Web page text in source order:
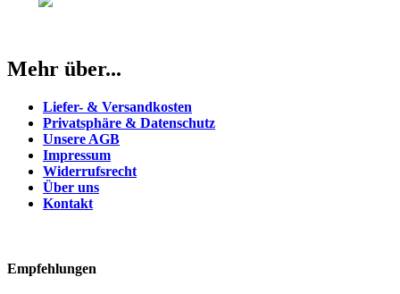
Mehr über...
Liefer- & Versandkosten
Privatsphäre & Datenschutz
Unsere AGB
Impressum
Widerrufsrecht
Über uns
Kontakt
Empfehlungen